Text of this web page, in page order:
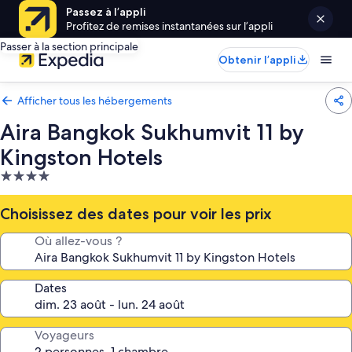
Passez à l’appli
Profitez de remises instantanées sur l’appli
Passer à la section principale
Obtenir l’appli
Afficher tous les hébergements
Aira Bangkok Sukhumvit 11 by
Kingston Hotels
Hébergement
4.0 étoiles
Choisissez des dates pour voir les prix
Où allez-vous ?
Dates
Voyageurs